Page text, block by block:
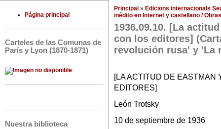
Página principal
Carteles de las Comunas de
París y Lyon (1870-1871)
Nuestra biblioteca
Principal » Edicions internacionals
inédito en Internet y castellano /
1936.09.10. [La
con los editores]
revolución rusa' y 'La
[LA ACTITUD DE EASTMAN
EDITORES]
León Trotsky
10 de septiembre de 1936